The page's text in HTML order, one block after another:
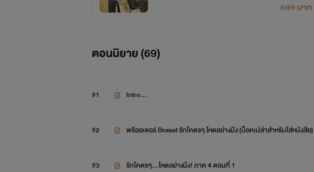
699 บาท
ตอนนิยาย (69)
#1 Intro...
#2 พรีออเดอร์ Boxset รักโคตรๆ โหดอย่างมึง (บ็อคเปล่าสำหรับใส่หนังสือ)
#3 รักโคตรๆ...โหดอย่างมึง! ภาค 4 ตอนที่ 1